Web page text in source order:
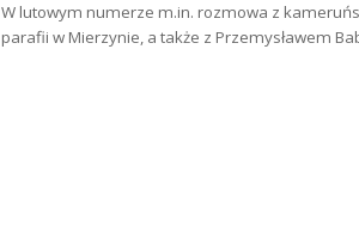
W lutowym numerze m.in. rozmowa z
parafii w Mierzynie, a także z Przemysławem